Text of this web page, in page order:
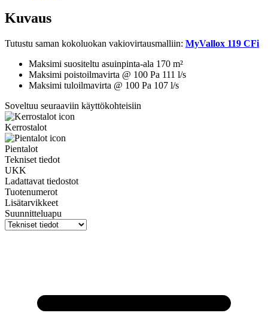
Kuvaus
Tutustu saman kokoluokan vakiovirtausmalliin: MyVallox 119 CFi
Maksimi suositeltu asuinpinta-ala 170 m²
Maksimi poistoilmavirta @ 100 Pa 111 l/s
Maksimi tuloilmavirta @ 100 Pa 107 l/s
Soveltuu seuraaviin käyttökohteisiin
Kerrostalot
Pientalot
Tekniset tiedot
UKK
Ladattavat tiedostot
Tuotenumerot
Lisätarvikkeet
Suunnitteluapu